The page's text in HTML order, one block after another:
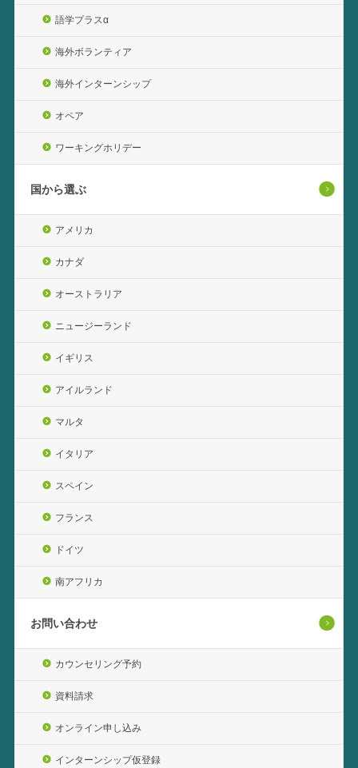
語学プラスα
海外ボランティア
海外インターンシップ
オペア
ワーキングホリデー
国から選ぶ
アメリカ
カナダ
オーストラリア
ニュージーランド
イギリス
アイルランド
マルタ
イタリア
スペイン
フランス
ドイツ
南アフリカ
お問い合わせ
カウンセリング予約
資料請求
オンライン申し込み
インターンシップ仮登録